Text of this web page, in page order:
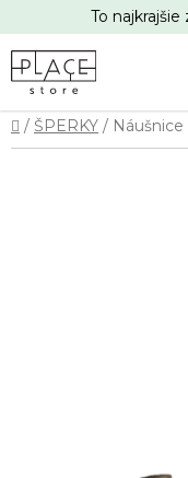
na
obsah
To
Domov
/ ŠPERKY /